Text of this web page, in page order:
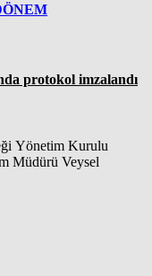
protokol imzalandı
Yönetim Kurulu
Müdürü Veysel